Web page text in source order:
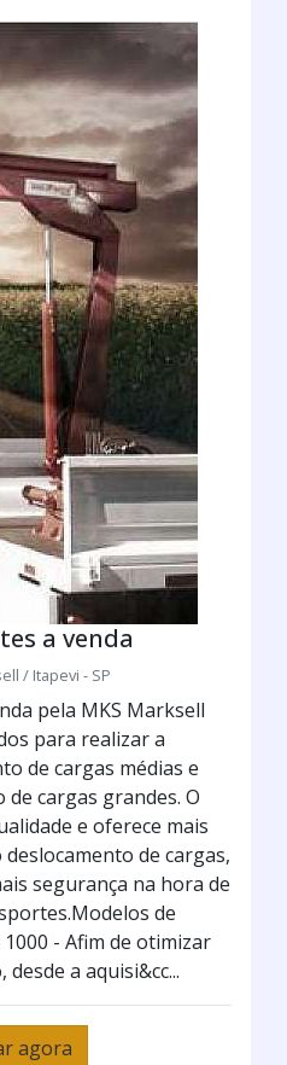
a venda
/ Itapevi - SP
pela MKS Marksell
para realizar a
de cargas médias e
cargas grandes. O
e oferece mais
de cargas,
segurança na hora de
de
- Afim de otimizar
a aquisi&cc...
agora